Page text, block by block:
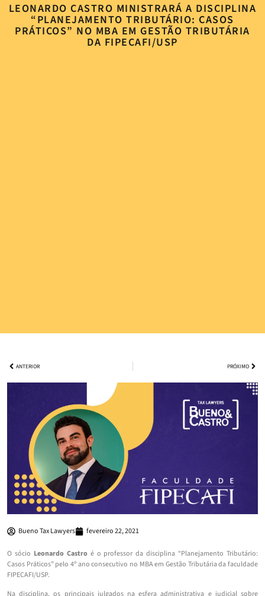
LEONARDO CASTRO MINISTRARÁ A DISCIPLINA
“PLANEJAMENTO TRIBUTÁRIO: CASOS
PRÁTICOS” NO MBA EM GESTÃO TRIBUTÁRIA
DA FIPECAFI/USP
ANTERIOR PRÓXIMO
Bueno Tax Lawyers fevereiro 22, 2021
O sócio Leonardo Castroé o professor da disciplina “Planejamento Tributário:
Casos Práticos” pelo 4º ano consecutivo no MBA em Gestão Tributária da faculdade
FIPECAFI/USP.